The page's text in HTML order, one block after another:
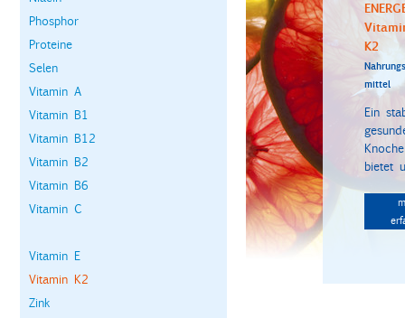
Phosphor
Proteine
Selen
Vitamin A
Vitamin B1
Vitamin B12
Vitamin B2
Vitamin B6
Vitamin C
Vitamin E
Vitamin K2
Zink
K2
mittel
Ein
bietet